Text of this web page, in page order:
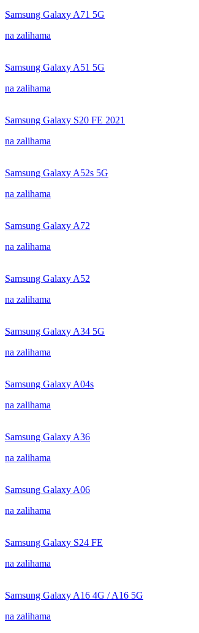
Samsung Galaxy A71 5G
na zalihama
Samsung Galaxy A51 5G
na zalihama
Samsung Galaxy S20 FE 2021
na zalihama
Samsung Galaxy A52s 5G
na zalihama
Samsung Galaxy A72
na zalihama
Samsung Galaxy A52
na zalihama
Samsung Galaxy A34 5G
na zalihama
Samsung Galaxy A04s
na zalihama
Samsung Galaxy A36
na zalihama
Samsung Galaxy A06
na zalihama
Samsung Galaxy S24 FE
na zalihama
Samsung Galaxy A16 4G / A16 5G
na zalihama